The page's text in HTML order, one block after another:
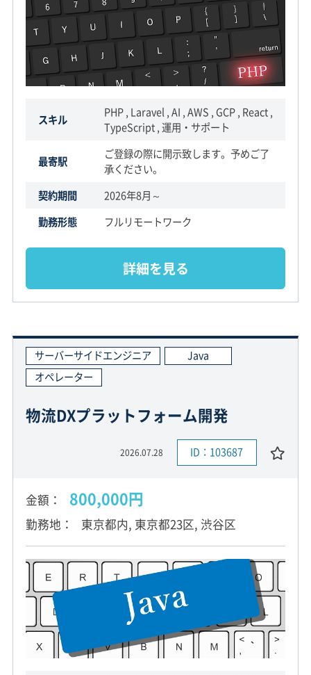
スキル
PHP , Laravel , AI , AWS , GCP , React ,
TypeScript , 運用・サポート
最寄駅
ご登録の際に開示致します。予めご了
承ください。
契約期間
2026年8月～
勤務形態
フルリモートワーク
詳細を見る
サーバーサイドエンジニア
Java
オペレーター
物流DXプラットフォーム開発
2026.07.28 ID：103687
金額 800,000円
勤務地 東京都内, 東京都23区, 渋谷区